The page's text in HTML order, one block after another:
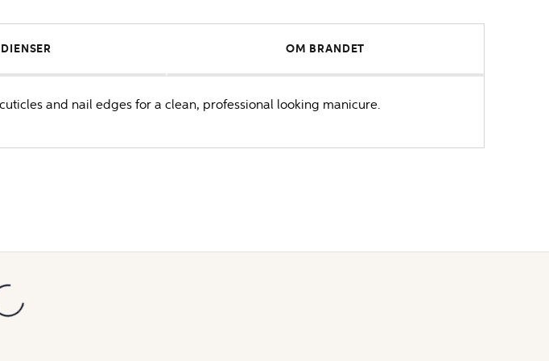
OM BRANDET
and nail edges for a clean, professional looking manicure.